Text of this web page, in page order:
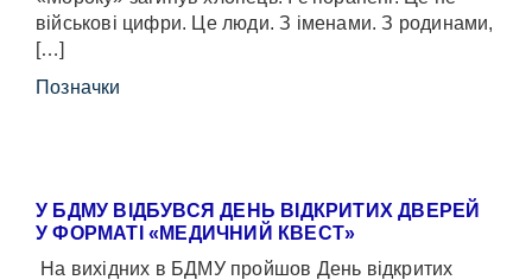
військові цифри. Це люди. З іменами. З родинами,
[…]
Позначки
У БДМУ ВІДБУВСЯ ДЕНЬ ВІДКРИТИХ ДВЕРЕЙ
У ФОРМАТІ «МЕДИЧНИЙ КВЕСТ»
На вихідних в БДМУ пройшов День відкритих